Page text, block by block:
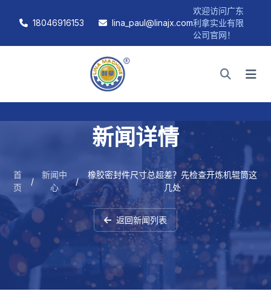
18046916153 lina_paul@linajx.com
欢迎访问广东
利拿实业有限
公司官网！
新闻详情
首
页
/
新闻中
心
/
橡胶密封件尺寸总超差？先检查开炼机辊筒这
几处
返回新闻列表